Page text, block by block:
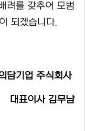
려를 갖추어 모범
되겠습니다.
담기업 주식회사
대표이사 김무남